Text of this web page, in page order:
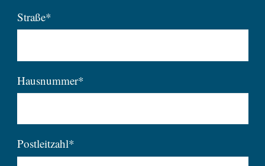
Straße*
Hausnummer*
Postleitzahl*